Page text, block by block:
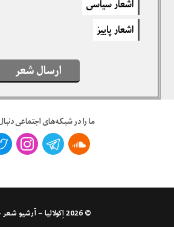
معلم بازنشسته ۶۶ ساله
سلام و درود بر شما عزیزانم که با قبول زحمات
از محله باغفردوس مولوی شهر طهرون.
اشعار سیاسی
اشعار پاییز
ارسال شعر
ما را در شبکه‌های اجتماعی
© 2026
اِکولالیا – آرشیو